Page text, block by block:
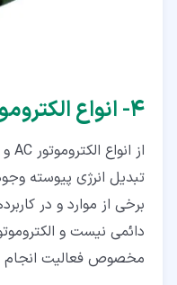
۴‏- انواع الکتروموتور های خاص
تبدیل انرژی پیوسته
برخی از موارد و در
دائمی نیست و
مخصوص فعالیت